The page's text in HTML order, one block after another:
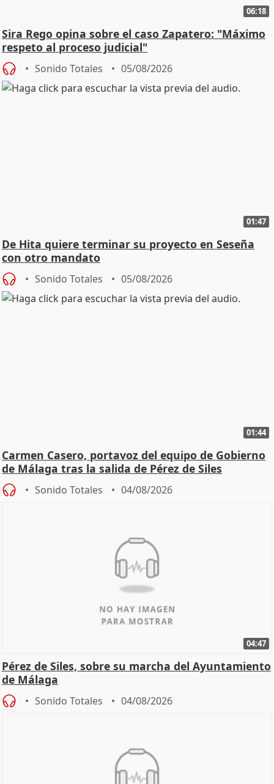
06:18
Sira Rego opina sobre el caso Zapatero: "Máximo
respeto al proceso judicial"
Sonido Totales 05/08/2026
01:47
De Hita quiere terminar su proyecto en Seseña
con otro mandato
Sonido Totales 05/08/2026
01:44
Carmen Casero, portavoz del equipo de Gobierno
de Málaga tras la salida de Pérez de Siles
Sonido Totales 04/08/2026
04:47
Pérez de Siles, sobre su marcha del Ayuntamiento
de Málaga
Sonido Totales 04/08/2026